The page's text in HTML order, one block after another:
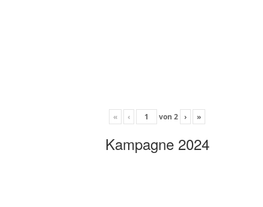
« ‹ von 2 › »
Kampagne 2024